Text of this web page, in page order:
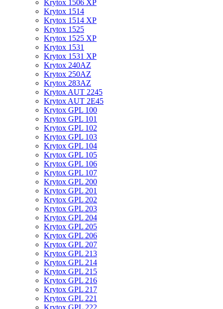
Krytox 1506 XP
Krytox 1514
Krytox 1514 XP
Krytox 1525
Krytox 1525 XP
Krytox 1531
Krytox 1531 XP
Krytox 240AZ
Krytox 250AZ
Krytox 283AZ
Krytox AUT 2245
Krytox AUT 2E45
Krytox GPL 100
Krytox GPL 101
Krytox GPL 102
Krytox GPL 103
Krytox GPL 104
Krytox GPL 105
Krytox GPL 106
Krytox GPL 107
Krytox GPL 200
Krytox GPL 201
Krytox GPL 202
Krytox GPL 203
Krytox GPL 204
Krytox GPL 205
Krytox GPL 206
Krytox GPL 207
Krytox GPL 213
Krytox GPL 214
Krytox GPL 215
Krytox GPL 216
Krytox GPL 217
Krytox GPL 221
Krytox GPL 222